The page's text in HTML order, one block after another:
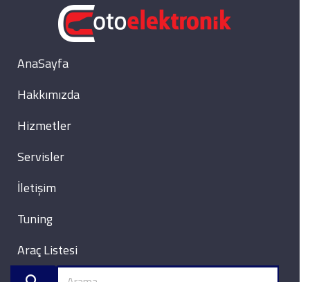
AnaSayfa
Hakkımızda
Hizmetler
Servisler
İletişim
Tuning
Araç Listesi